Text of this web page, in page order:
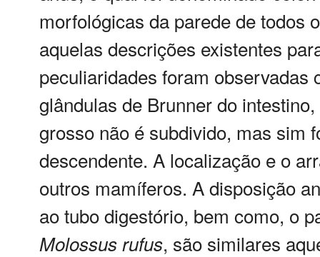
morfológicas da parede de todos
aquelas descrições existentes
peculiaridades foram observadas
glândulas de Brunner do
grosso não é subdivido, mas sim
descendente. A localização e o
outros mamíferos. A disposição
ao tubo digestório, bem como, o
Molossusrufus, são similares